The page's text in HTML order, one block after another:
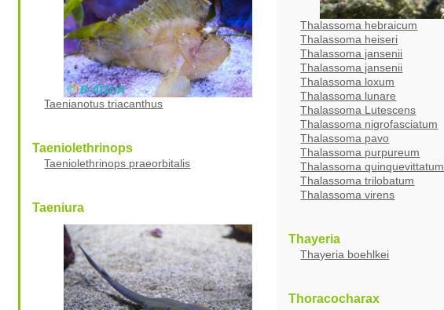
Taenianotus triacanthus
Taeniolethrinops
Taeniolethrinops praeorbitalis
Taeniura
Thalassoma hebraicum
Thalassoma heiseri
Thalassoma jansenii
Thalassoma jansenii
Thalassoma loxum
Thalassoma lunare
Thalassoma Lutescens
Thalassoma nigrofasciatum
Thalassoma pavo
Thalassoma purpureum
Thalassoma quinquevittatum
Thalassoma trilobatum
Thalassoma virens
Thayeria
Thayeria boehlkei
Thoracocharax